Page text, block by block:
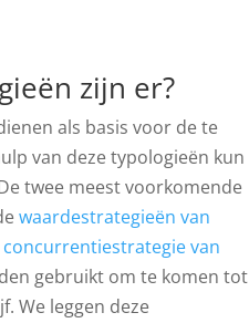
zijn er?
als basis voor de te
van deze typologieën kun
twee meest voorkomende
waardestrategieën van
concurrentiestrategie van
gebruikt om te komen tot
We leggen deze